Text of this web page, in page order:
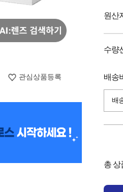
관심상품등록
원산
수량
배송
배
총 상